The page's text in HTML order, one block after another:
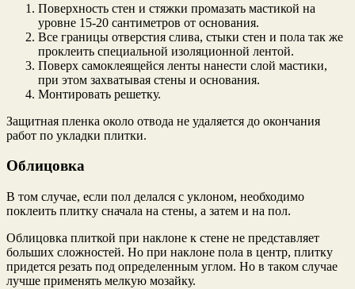
Поверхность стен и стяжки промазать мастикой на
уровне 15-20 сантиметров от основания.
Все границы отверстия слива, стыки стен и пола так же
проклеить специальной изоляционной лентой.
Поверх самоклеящейся ленты нанести слой мастики,
при этом захватывая стены и основания.
Монтировать решетку.
Защитная пленка около отвода не удаляется до окончания
работ по укладки плитки.
Облицовка
В том случае, если пол делался с уклоном, необходимо
поклеить плитку сначала на стены, а затем и на пол.
Облицовка плиткой при наклоне к стене не представляет
больших сложностей. Но при наклоне пола в центр, плитку
придется резать под определенным углом. Но в таком случае
лучше применять мелкую мозайку.